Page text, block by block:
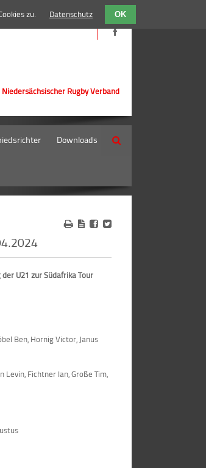
Niedersächsischer Rugby Verband
Downloads Suche
U21 zur Südafrika Tour
Ben, Hornig Victor, Janus
Fichtner Ian, Große Tim,
zu. Datenschutz OK